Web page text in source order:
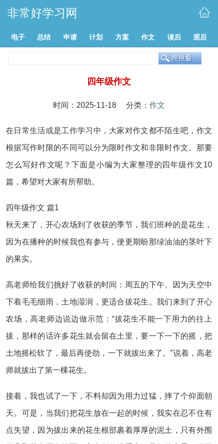
非常好学习网
电子 总结 申请 计划 方案 作文 读后 观后
四年级作文
时间：2025-11-18 分类： 作文
在日常生活或是工作学习中，大家对作文都不陌生吧，作文
根据写作时限的不同可以分为限时作文和非限时作文。那要
怎么写好作文呢？下面是小编为大家整理的四年级作文10
篇，希望对大家有所帮助。
四年级作文 篇1
秋天来了，开心农场到了收获的季节，我们班种的是花生，
因为在播种的时候我也有参与，便更期盼那绿油油的茎叶下
的果实。
高老师给我们挑好了收获的时间：周五的下午。因为天空中
下着毛毛细雨，土地湿润，更适合拔花生。我们来到了开心
农场，高老师边说边做示范：“拔花生不能一下用力的往上
拔，那样的话许多花生就会留在土里，要一下一下的摇，把
土地摇松软了，最后再使劲，一下就拔出来了。”说着，高老
师就拔出了第一棵花生。
接着，我也试了一下，不料却因为用力过猛，摔了个仰面朝
天。可是，当我们把花生放在一起的时候，我实在忍不住有
点失望，因为拔出来的花生根部裹着厚厚的泥土，只有外围